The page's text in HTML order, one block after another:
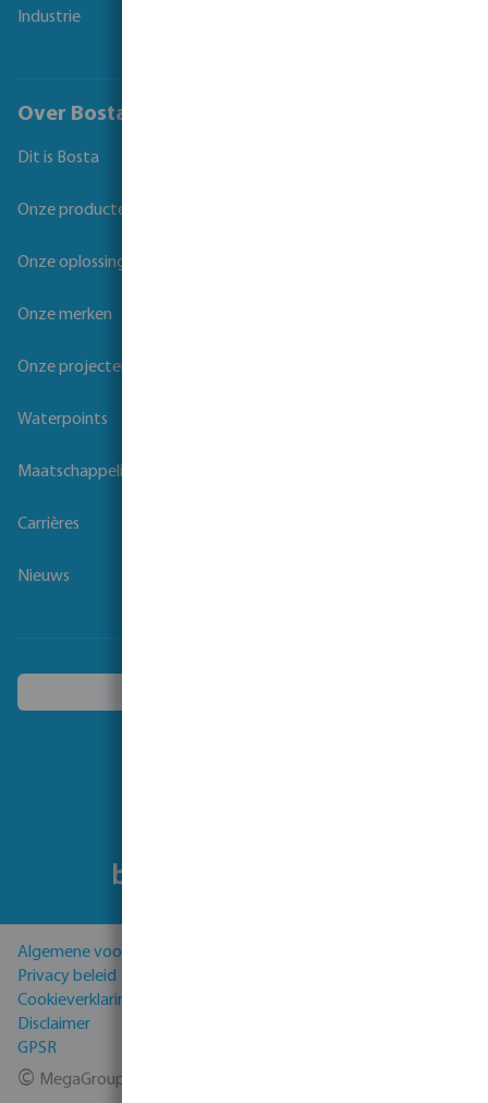
Industrie
Over Bosta
Dit is Bosta
Onze producten
Onze oplossingen
Onze merken
Onze projecten
Waterpoints
Maatschappelijk verantwoord ondernemen
Carrières
Nieuws
Algemene voorwaarden
Privacy beleid
Cookieverklaring
Disclaimer
GPSR
© MegaGroup Trade 2026